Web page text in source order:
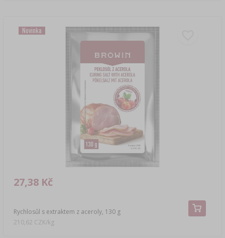
Novinka
Rychlosůl s extraktem z aceroly, 130 g
27,38 Kč
210,62 CZK/kg